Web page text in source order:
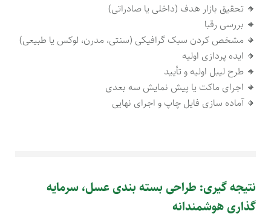
🔸 تحقیق بازار هدف (داخلی یا صادراتی)
🔸 بررسی رقبا
🔸 مشخص کردن سبک گرافیکی (سنتی، مدرن، لوکس یا طبیعی)
🔸 ایده پردازی اولیه
🔸 طرح لیبل اولیه و تأیید
🔸 اجرای ماکت یا پیش نمایش سه بعدی
🔸 آماده سازی فایل چاپ و اجرای نهایی
نتیجه‌ گیری: طراحی بسته بندی عسل، سرمایه
گذاری هوشمندانه